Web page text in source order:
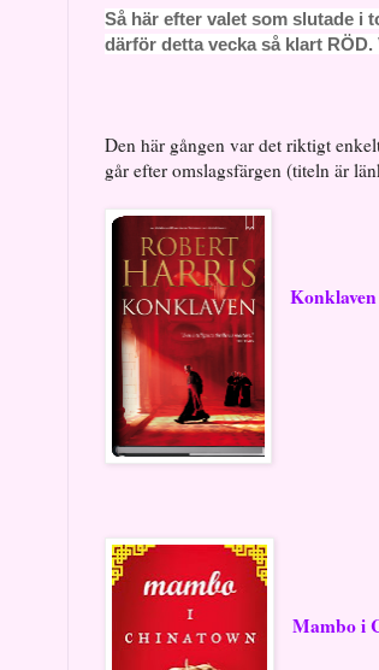
Så här efter valet som slutade i
därför detta vecka så klart
Den här gången var det riktigt
går efter omslagsfärgen (titeln är
Konklaven
Mambo i